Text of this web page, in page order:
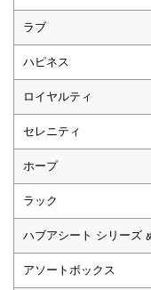
ラブ
ハピネス
ロイヤルティ
セレニティ
ホープ
ラック
ハブアシート シリーズ
アソートボックス